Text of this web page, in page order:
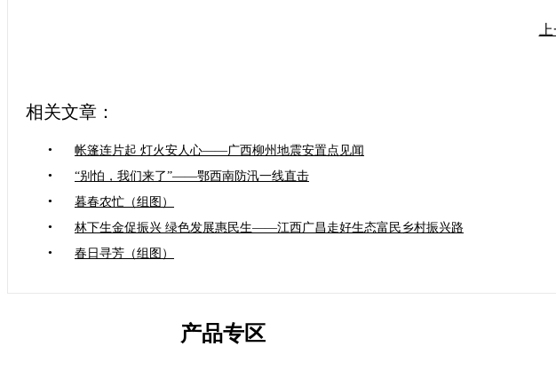
相关文章：
•
帐篷连片起 灯火安人心——广西柳州地震安置点见闻
•
“别怕，我们来了”——鄂西南防汛一线直击
•
暮春农忙（组图）
•
林下生金促振兴 绿色发展惠民生——江西广昌走好生态富民乡村振兴路
•
春日寻芳（组图）
产品专区